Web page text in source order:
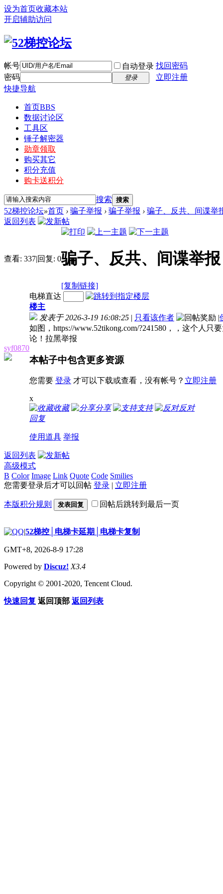
设为首页收藏本站
开启辅助访问
帐号 自动登录 找回密码
密码
登录
立即注册
快捷导航
首页BBS
数据讨论区
工具区
锤子解密器
勋章领取
购买其它
积分充值
购卡送积分
搜索 搜索
52梯控论坛»首页 › 骗子举报 › 骗子举报 › 骗子、反共、间谍举
返回列表
查看: 337|回复: 0骗子、反共、间谍举报
[复制链接]
syf0870
电梯直达
楼主
发表于 2026-3-19 16:08:25 | 只看该作者 |
如图，https://www.52tikong.com/?241580，，这个人
论！拉黑举报
本帖子中包含更多资源
您需要 登录 才可以下载或查看，没有帐号？ 立即注册
x
收藏
分享 支持
反对
回复
使用道具 举报
返回列表
高级模式
B Color Image Link Quote Code Smilies
您需要登录后才可以回帖 登录 | 立即注册
本版积分规则 发表回复 回帖后跳转到最后一页
|52梯控│电梯卡延期│电梯卡复制
GMT+8, 2026-8-9 17:28
Powered by Discuz! X3.4
Copyright © 2001-2020, Tencent Cloud.
快速回复 返回顶部 返回列表